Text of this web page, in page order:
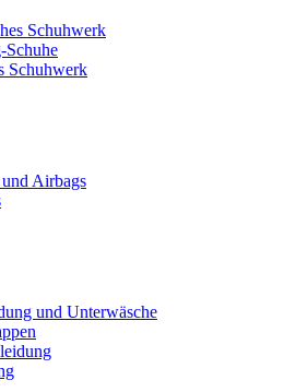
Schuhwerk
Schuhe
Schuhwerk
Airbags
und Unterwäsche